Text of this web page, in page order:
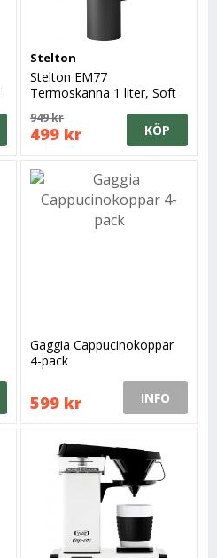
Stelton
Stelton EM77
Termoskanna 1 liter, Soft
Black
949 kr
499 kr KÖP
Gaggia Cappucinokoppar
4-pack
599 kr INFO